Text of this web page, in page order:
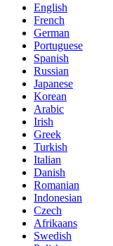
English
French
German
Portuguese
Spanish
Russian
Japanese
Korean
Arabic
Irish
Greek
Turkish
Italian
Danish
Romanian
Indonesian
Czech
Afrikaans
Swedish